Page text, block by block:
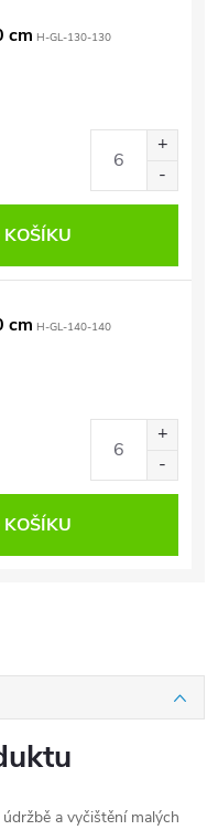
cm H-GL-130-130
cm H-GL-140-140
a vyčištění malých